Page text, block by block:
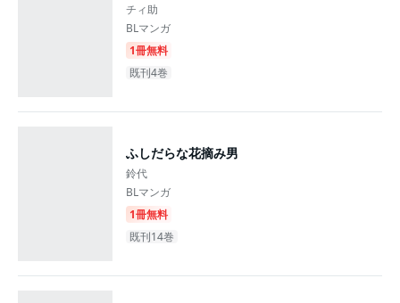
チィ助
BLマンガ
1冊無料
既刊4巻
ふしだらな花摘み男
鈴代
BLマンガ
1冊無料
既刊14巻